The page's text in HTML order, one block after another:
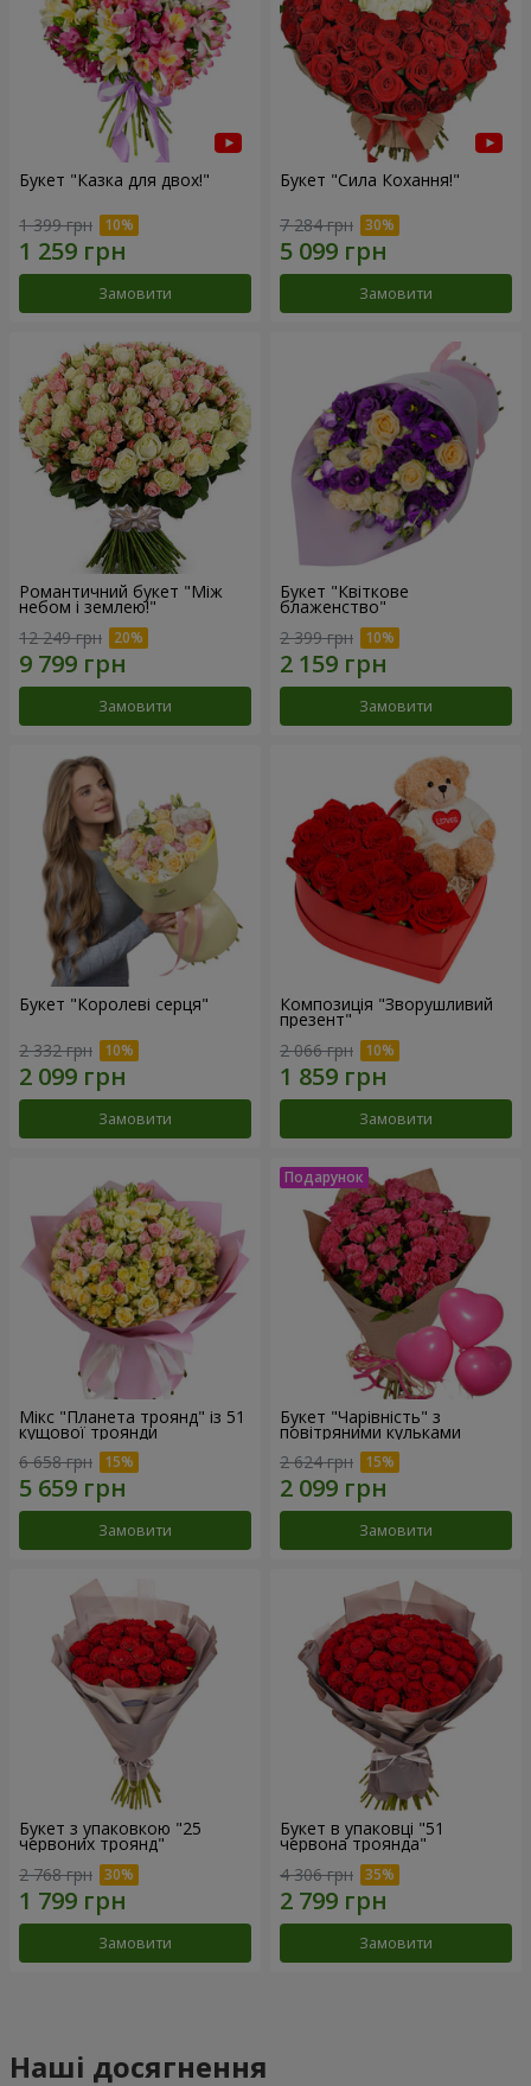
Букет "Казка для двох!"
1 399 грн
Замовити
Букет "Сила Кохання!"
7 284 грн
Замовити
Романтичний букет "Між
небом і землею!"
12 249 грн
Замовити
Букет "Квіткове
блаженство"
2 399 грн
Замовити
Букет "Королеві серця"
2 332 грн
Замовити
Композиція "Зворушливий
презент"
2 066 грн
Замовити
Мікс "Планета троянд" із 51
кущової троянди
6 658 грн
Замовити
Букет "Чарівність" з
повітряними кульками
2 624 грн
Замовити
Букет з упаковкою "25
червоних троянд"
2 768 грн
Замовити
Букет в упаковці "51
червона троянда"
4 306 грн
Замовити
Наші досягнення